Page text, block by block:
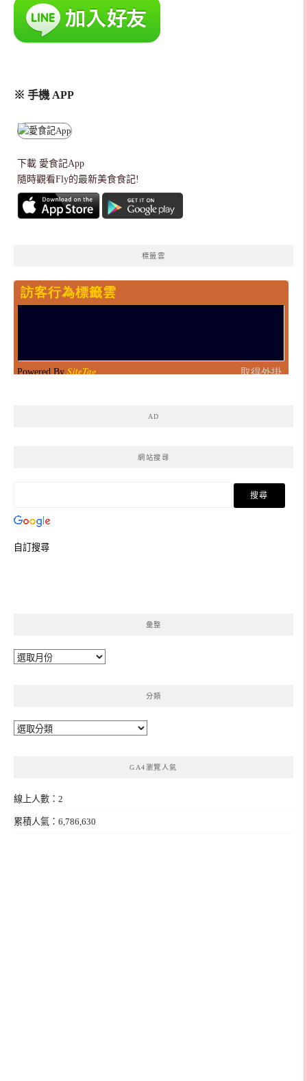
※ 手機 APP
下載 愛食記App
隨時觀看Fly的最新美食食記!
標籤雲
AD
網站搜尋
自訂搜尋
彙整
彙
分類
分
GA4瀏覽人氣
線上人數：2
累積人氣：6,786,630